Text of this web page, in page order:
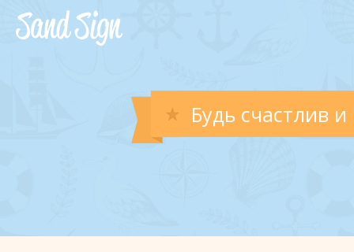
Будь счастлив